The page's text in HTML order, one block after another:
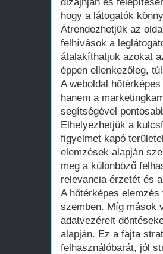
hogy a látogatók
Átrendezhetjük az
felhívások a
átalakíthatjuk azokat
éppen ellenkezőleg,
A weboldal
hanem a
segítségével
Elhelyezhetjük a
figyelmet kapó
elemzések alapján
meg a különböző
relevancia érzetét és
A hőtérképes
szemben. Míg mások
adatvezérelt
alapján. Ez a fajta
felhasználóbarát, jól